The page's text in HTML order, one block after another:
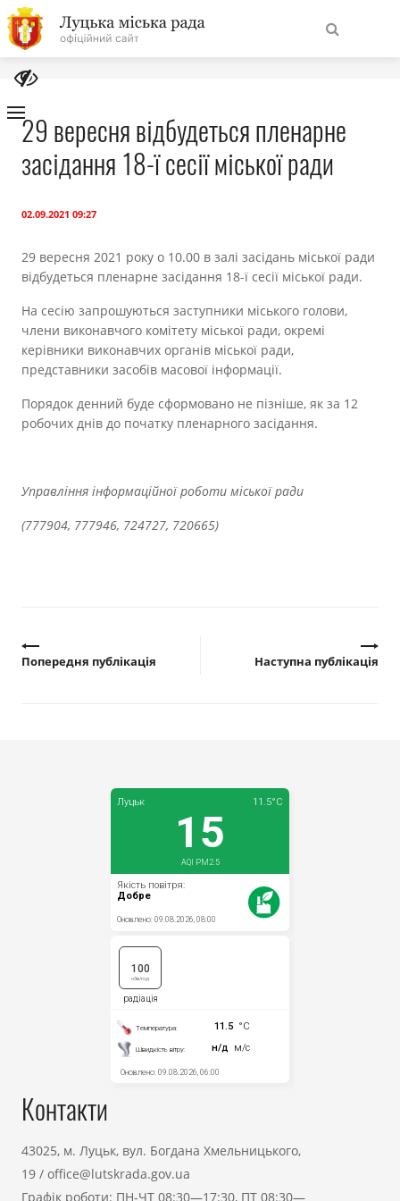
На
головну
НавігаціяПро місто
Міська рада
Бюджет
Публічна інформація
Прозорість влади
29 вересня відбудеться пленарне
засідання 18-ї сесії міської ради
02.09.2021 09:27
29 вересня 2021 року о 10.00 в залі засідань міської ради
відбудеться пленарне засідання 18-ї сесії міської ради.
На сесію запрошуються заступники міського голови,
члени виконавчого комітету міської ради, окремі
керівники виконавчих органів міської ради,
представники засобів масової інформації.
Порядок денний буде сформовано не пізніше, як за 12
робочих днів до початку пленарного засідання.
Управління інформаційної роботи міської ради
(777904, 777946, 724727, 720665)
Попередня публікація Наступна публікація
Контакти
43025, м. Луцьк, вул. Богдана Хмельницького,
19 / office@lutskrada.gov.ua
Графік роботи: ПН-ЧТ 08:30—17:30, ПТ 08:30—